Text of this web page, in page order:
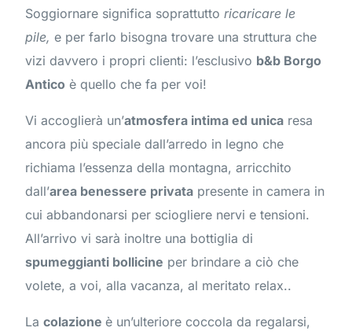
Soggiornare significa soprattutto ricaricare le
pile, e per farlo bisogna trovare una struttura che
vizi davvero i propri clienti: l’esclusivo b&b Borgo
Antico è quello che fa per voi!
Vi accoglierà un’atmosfera intima ed unica resa
ancora più speciale dall’arredo in legno che
richiama l’essenza della montagna, arricchito
dall’area benessere privata presente in camera in
cui abbandonarsi per sciogliere nervi e tensioni.
All’arrivo vi sarà inoltre una bottiglia di
spumeggianti bollicine per brindare a ciò che
volete, a voi, alla vacanza, al meritato relax..
Lacolazione è un’ulteriore coccola da regalarsi,